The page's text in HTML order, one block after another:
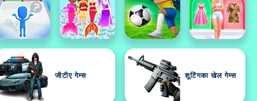
जीटीए गेम्स शूटिंगका खेल गेम्स